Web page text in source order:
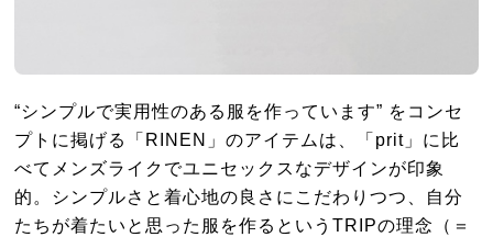
“シンプルで実用性のある服を作っています” をコンセ
プトに掲げる「RINEN」のアイテムは、「prit」に比
べてメンズライクでユニセックスなデザインが印象
的。シンプルさと着心地の良さにこだわりつつ、自分
たちが着たいと思った服を作るというTRIPの理念（＝